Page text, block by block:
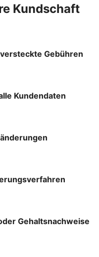
Kundschaft
Gebühren
Kundendaten
Gehaltsnachweise